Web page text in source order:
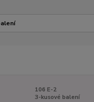
106 E-2
3-kusové balení